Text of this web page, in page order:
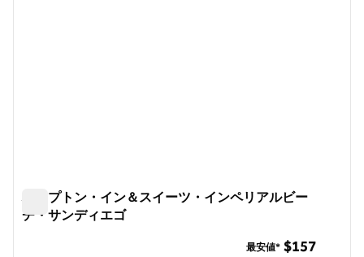
ハンプトン・イン＆スイーツ・インペリアルビー
チ・サンディエゴ
最安値* $157